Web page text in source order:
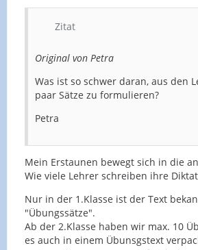
Zitat
Original von Petra
Was ist so schwer daran, aus den
paar Sätze zu formulieren?
Petra
Mein Erstaunen bewegt sich in die
Wie viele Lehrer schreiben ihre
Nur in der 1.Klasse ist der Text
"Übungssätze".
Ab der 2.Klasse haben wir max. 10
es auch in einem Übunsgstext